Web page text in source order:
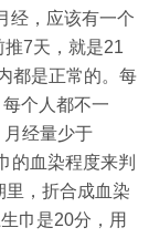
经，应该有一个
7天，就是21
都是正常的。每
个人都不一
经量少于
的血染程度来判
里，折合成血染
巾是20分，用